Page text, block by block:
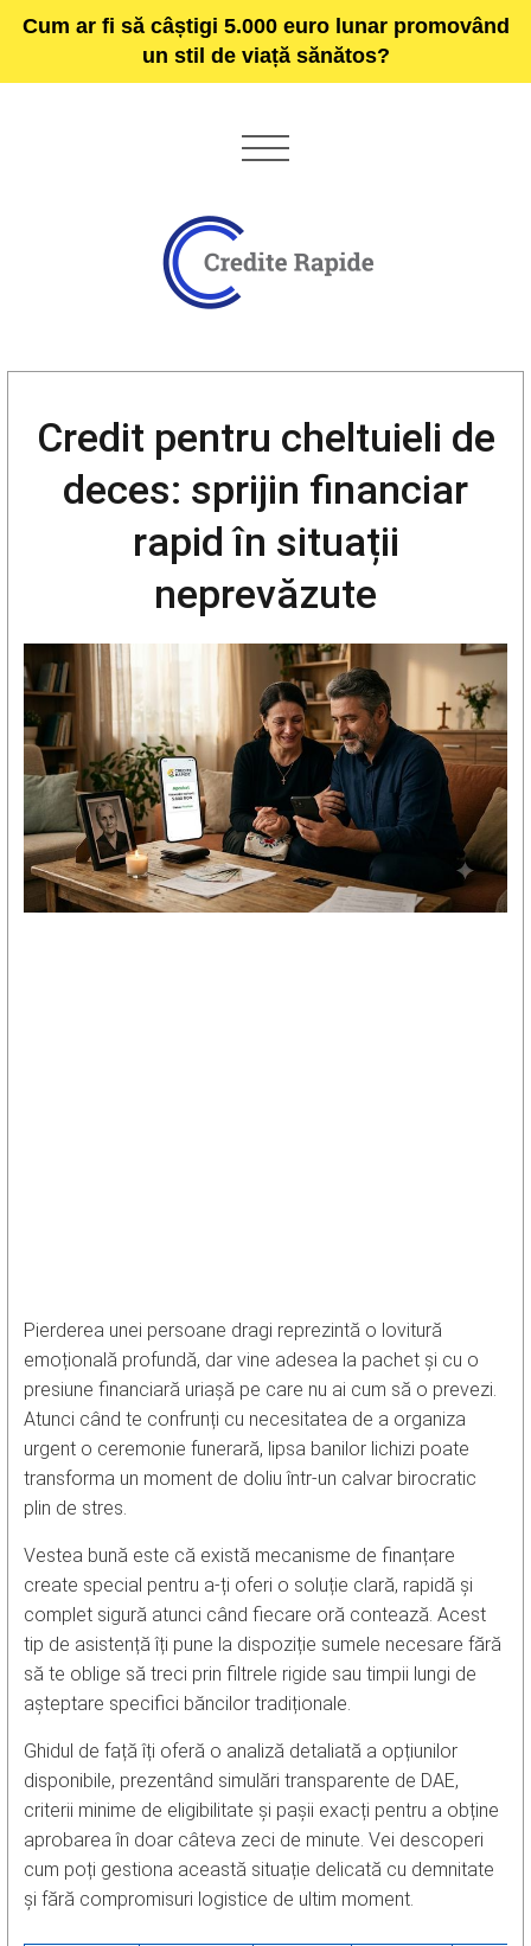
Cum ar fi să câștigi 5.000 euro lunar promovând
un stil de viață sănătos?
Credit pentru cheltuieli de
deces: sprijin financiar
rapid în situații
neprevăzute
Pierderea unei persoane dragi reprezintă o lovitură
emoțională profundă, dar vine adesea la pachet și cu o
presiune financiară uriașă pe care nu ai cum să o prevezi.
Atunci când te confrunți cu necesitatea de a organiza
urgent o ceremonie funerară, lipsa banilor lichizi poate
transforma un moment de doliu într-un calvar birocratic
plin de stres.
Vestea bună este că există mecanisme de finanțare
create special pentru a-ți oferi o soluție clară, rapidă și
complet sigură atunci când fiecare oră contează. Acest
tip de asistență îți pune la dispoziție sumele necesare fără
să te oblige să treci prin filtrele rigide sau timpii lungi de
așteptare specifici băncilor tradiționale.
Ghidul de față îți oferă o analiză detaliată a opțiunilor
disponibile, prezentând simulări transparente de DAE,
criterii minime de eligibilitate și pașii exacți pentru a obține
aprobarea în doar câteva zeci de minute. Vei descoperi
cum poți gestiona această situație delicată cu demnitate
și fără compromisuri logistice de ultim moment.